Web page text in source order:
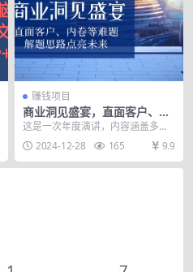
赚钱项目
商业洞见盛宴，直面客户、内
卷等难题，解题思路点亮未来
这是一次年度演讲，内容涵盖多个
商业洞见，适合每位商业圈友观
看。演讲中探讨了各种难...
2024-12-28 165 9.9